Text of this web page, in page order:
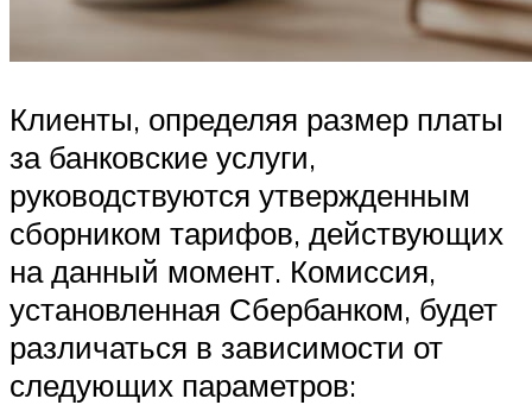
Клиенты, определяя размер платы
за банковские услуги,
руководствуются утвержденным
сборником тарифов, действующих
на данный момент. Комиссия,
установленная Сбербанком, будет
различаться в зависимости от
следующих параметров: